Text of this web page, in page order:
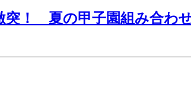
突！ 夏の甲子園組み合わ